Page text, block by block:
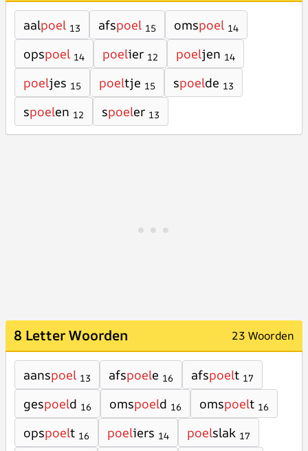
aalpoel 13 afspoel 15 omspoel 14
opspoel 14 poelier 12 poeljen 14
poeljes 15 poeltje 15 spoelde 13
spoelen 12 spoeler 13
8 Letter Woorden 23 Woorden
aanspoel 13 afspoele 16 afspoelt 17
gespoeld 16 omspoeld 16 omspoelt 16
opspoelt 16 poeliers 14 poelslak 17